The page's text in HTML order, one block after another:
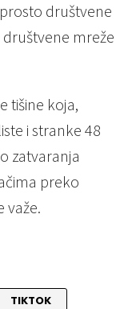
društvene
mreže
tišine koja,
i stranke 48
zatvaranja
preko
važe.
TIKTOK